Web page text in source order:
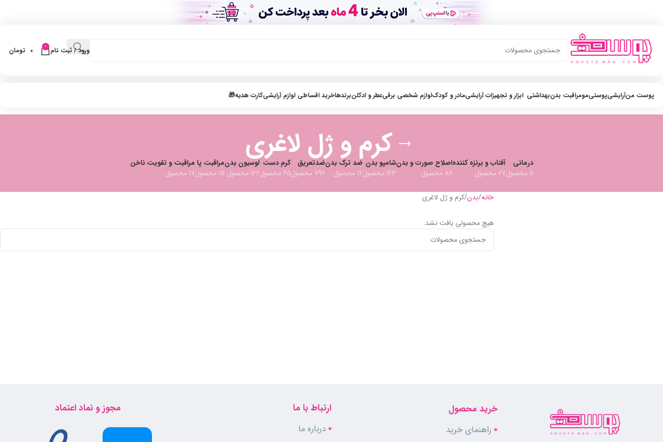
ورود / ثبت نام 0
0 تومان
پوست منآرایشیپوستیمومراقبت بدنبهداشتی ابزار و تجهیزات آرایشیمادر و کودکلوازم شخصی برقیعطر و ادکلنبرندهاخرید اقساطی لوازم آرایشیکارت هدیه🎁
کرم و ژل لاغری
درمانی
8 محصول
آفتاب و برنزه کننده
27 محصول
اصلاح صورت و بدن
88 محصول
شامپو بدن
163 محصول
ضد ترک بدن
12 محصول
ضدتعریق
792 محصول
کرم دست
65 محصول
لوسیون بدن
122 محصول
مراقبت پا
15 محصول
مراقبت و تقویت ناخن
17 محصول
خانه بدن کرم و ژل لاغری
هیچ محصولی یافت نشد.
خرید محصول
راهنمای خرید
ارتباط با ما
درباره ما
مجوز و نماد اعتماد